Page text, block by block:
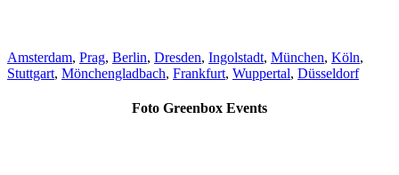
Amsterdam, Prag, Berlin, Dresden, Ingolstadt, München, Köln,
Stuttgart, Mönchengladbach, Frankfurt, Wuppertal, Düsseldorf
Foto Greenbox Events